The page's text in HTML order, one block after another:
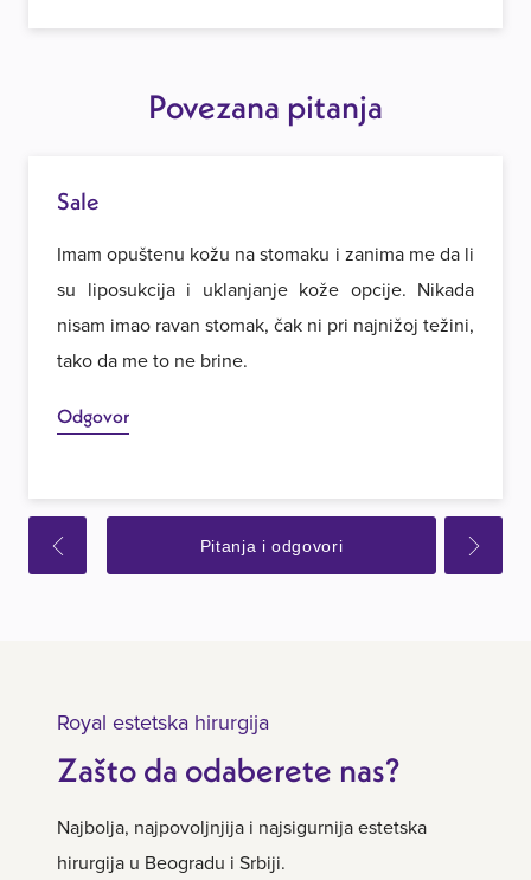
Povezana pitanja
Sale
Imam opuštenu kožu na stomaku i zanima me da li
su liposukcija i uklanjanje kože opcije. Nikada
nisam imao ravan stomak, čak ni pri najnižoj težini,
tako da me to ne brine.
Odgovor
Pitanja i odgovori
Royal estetska hirurgija
Zašto da odaberete nas?
Najbolja, najpovoljnjija i najsigurnija estetska
hirurgija u Beogradu i Srbiji.